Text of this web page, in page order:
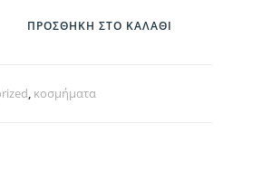
ΠΡΟΣΘΉΚΗ ΣΤΟ ΚΑΛΆΘΙ
, κοσμήματα